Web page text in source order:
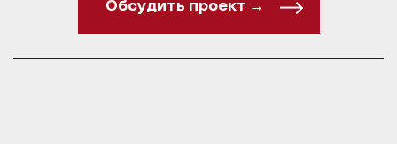
Обсудить проект →